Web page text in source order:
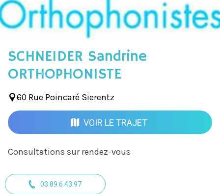
SCHNEIDER Sandrine
ORTHOPHONISTE
60 Rue Poincaré Sierentz
VOIR LE TRAJET
Consultations sur rendez-vous
03.89.6.43.97